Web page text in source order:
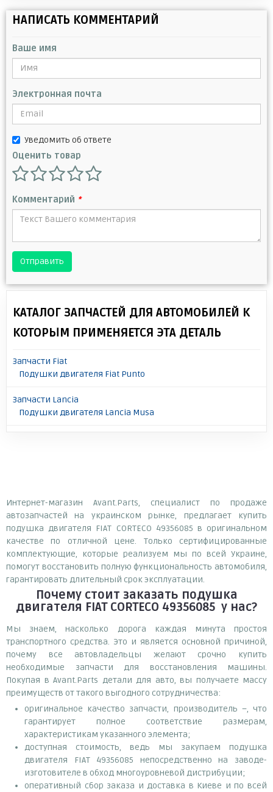
НАПИСАТЬ КОММЕНТАРИЙ
Ваше имя
Электронная почта
Уведомить об ответе
Оценить товар
Комментарий *
Отправить
КАТАЛОГ ЗАПЧАСТЕЙ ДЛЯ АВТОМОБИЛЕЙ К
КОТОРЫМ ПРИМЕНЯЕТСЯ ЭТА ДЕТАЛЬ
Запчасти Fiat
Подушки двигателя Fiat Punto
Запчасти Lancia
Подушки двигателя Lancia Musa
Интернет-магазин Avant.Parts, специалист по продаже
автозапчастей на украинском рынке, предлагает купить
подушка двигателя FIAT CORTECO 49356085 в оригинальном
качестве по отличной цене. Только сертифицированные
комплектующие, которые реализуем мы по всей Украине,
помогут восстановить полную функциональность автомобиля,
гарантировать длительный срок эксплуатации.
Почему стоит заказать подушка
двигателя FIAT CORTECO 49356085 у нас?
Мы знаем, насколько дорога каждая минута простоя
транспортного средства. Это и является основной причиной,
почему все автовладельцы желают срочно купить
необходимые запчасти для восстановления машины.
Покупая в Avant.Parts детали для авто, вы получаете массу
преимуществ от такого выгодного сотрудничества:
оригинальное качество запчасти, производитель –, что
гарантирует полное соответствие размерам,
характеристикам указанного элемента;
доступная стоимость, ведь мы закупаем подушка
двигателя FIAT 49356085 непосредственно на заводе-
изготовителе в обход многоуровневой дистрибуции;
оперативный сбор заказа и доставка в Киеве и по всей